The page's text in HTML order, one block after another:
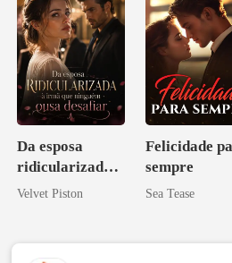
Da esposa
ridicularizada à
irmã que
Velvet Piston
Felicidade
sempre
Sea Tease